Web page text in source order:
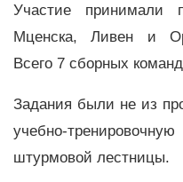
Участие принимали
Мценска, Ливен и
Всего 7 сборных
Задания были не из
учебно-
штурмовой лестницы.